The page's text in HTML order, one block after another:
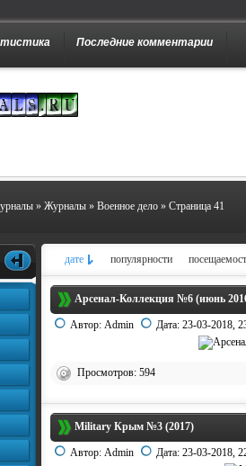
Последние комментарии
» Журналы » Военное дело » Страница 41
дате популярности
Арсенал-Коллекция №6 (июнь
Автор: Admin Дата: 23-03-2018,
Просмотров: 594
Military Крым №3 (2017)
Автор: Admin Дата: 23-03-2018,